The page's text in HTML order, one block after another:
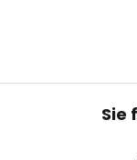
Sie